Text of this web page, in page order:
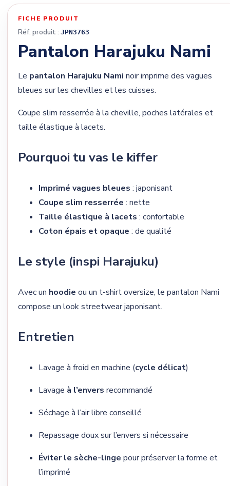
FICHE PRODUIT
Réf. produit : JPN3763
Pantalon Harajuku Nami
Le pantalon Harajuku Nami noir imprime des vagues
bleues sur les chevilles et les cuisses.
Coupe slim resserrée à la cheville, poches latérales et
taille élastique à lacets.
Pourquoi tu vas le kiffer
Imprimé vagues bleues : japonisant
Coupe slim resserrée : nette
Taille élastique à lacets : confortable
Coton épais et opaque : de qualité
Le style (inspi Harajuku)
Avec un hoodie ou un t-shirt oversize, le pantalon Nami
compose un look streetwear japonisant.
Entretien
Lavage à froid en machine (cycle délicat)
Lavage à l’envers recommandé
Séchage à l’air libre conseillé
Repassage doux sur l’envers si nécessaire
Éviter le sèche-linge pour préserver la forme et
l’imprimé